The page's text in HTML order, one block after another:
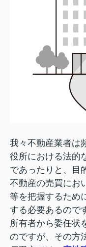
我々不動産業者は
役所における法的
であったりと、目
不動産の売買にお
等を把握するため
する必要あるので
所有者から委任状
のですが、その方